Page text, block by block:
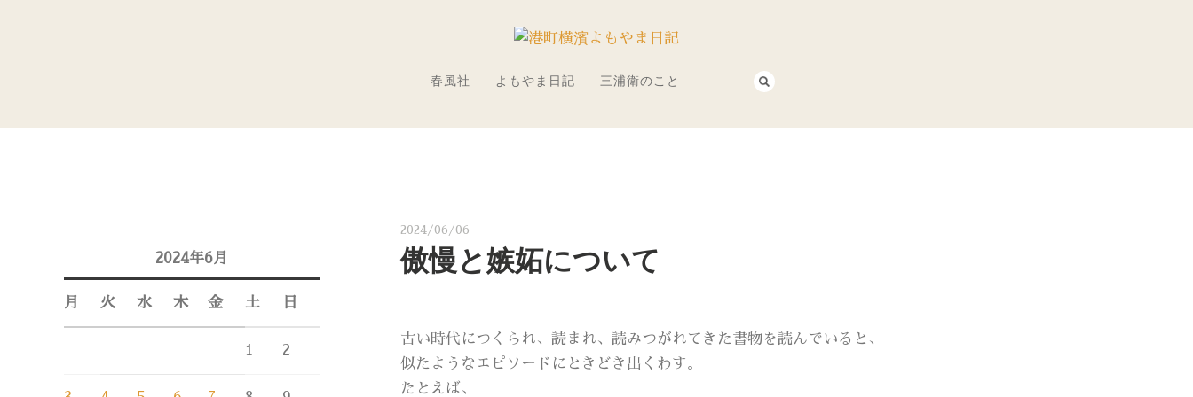
春風社 よもやま日記 三浦衛のこと
2024/06/06
傲慢と嫉妬について
古い時代につくられ、読まれ、読みつがれてきた書物を読んでいると、
似たようなエピソードにときどき出くわす。
たとえば、
2024年6月
月 火 水 木 金 土 日
1 2